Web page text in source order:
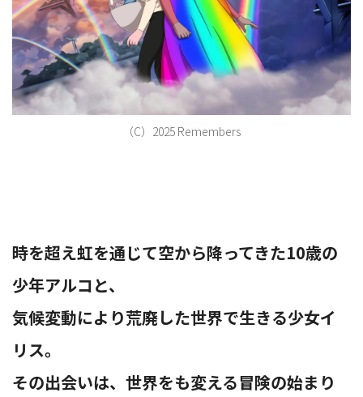
ン
を
り
（C）2025 Remembers
時を超え虹を通じて空から降ってきた10歳の
少年アルコと、
気候変動により荒廃した世界で生きる少女イ
リス。
その出会いは、世界をも変える冒険の始まり